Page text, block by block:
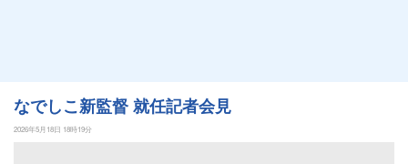
なでしこ新監督 就任記者会見
2026年5月18日 18時19分